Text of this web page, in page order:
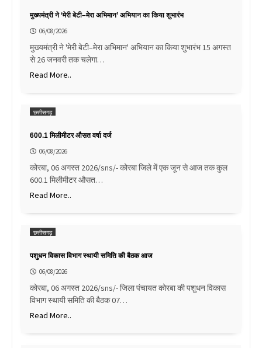
मुख्यमंत्री ने ‘मेरी बेटी–मेरा अभिमान’ अभियान का किया शुभारंभ
06/08/2026
मुख्यमंत्री ने 'मेरी बेटी–मेरा अभिमान' अभियान का किया शुभारंभ 15 अगस्त
से 26 जनवरी तक चलेगा…
Read More..
छत्तीसगढ़
600.1 मिलीमीटर औसत वर्षा दर्ज
06/08/2026
कोरबा, 06 अगस्त 2026/sns/- कोरबा जिले में एक जून से आज तक कुल
600.1 मिलीमीटर औसत…
Read More..
छत्तीसगढ़
पशुधन विकास विभाग स्थायी समिति की बैठक आज
06/08/2026
कोरबा, 06 अगस्त 2026/sns/- जिला पंचायत कोरबा की पशुधन विकास
विभाग स्थायी समिति की बैठक 07…
Read More..